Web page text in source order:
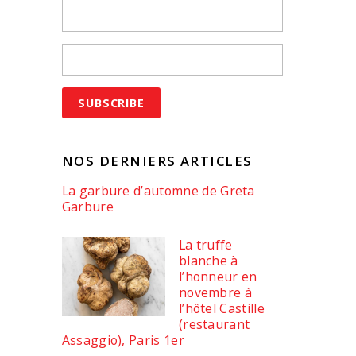
NOS DERNIERS ARTICLES
La garbure d’automne de Greta
Garbure
La truffe
blanche à
l’honneur en
novembre à
l’hôtel Castille
(restaurant
Assaggio), Paris 1er